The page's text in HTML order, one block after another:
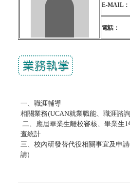
E-MAIL：
電話：
一、職涯輔導
相關業務(UCAN就業職能、職涯諮
二
應屆畢業生離校審核、 畢業生1
查統計
三
校內研發替代役相關事宜及申
請)